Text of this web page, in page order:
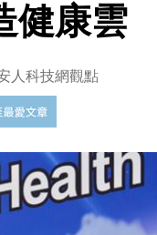
健康雲
人科技網觀點